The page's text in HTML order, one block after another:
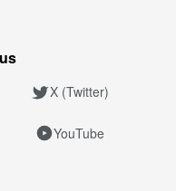
X (Twitter)
YouTube